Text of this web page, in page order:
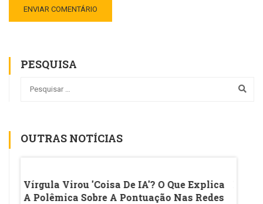
PESQUISA
OUTRAS NOTÍCIAS
Vírgula Virou 'coisa De IA'? O Que Explica
A Polêmica Sobre A Pontuação Nas Redes